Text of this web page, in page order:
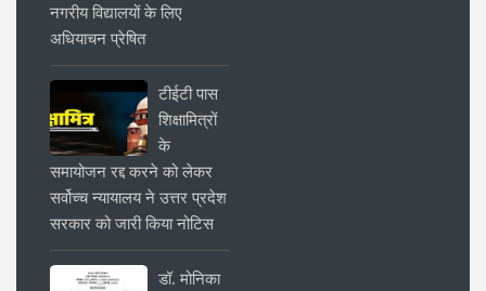
नगरीय विद्यालयों के लिए
अधियाचन प्रेषित
टीईटी पास
शिक्षामित्रों
के
समायोजन रद्द करने को लेकर
सर्वोच्च न्यायालय ने उत्तर प्रदेश
सरकार को जारी किया नोटिस
डॉ. मोनिका